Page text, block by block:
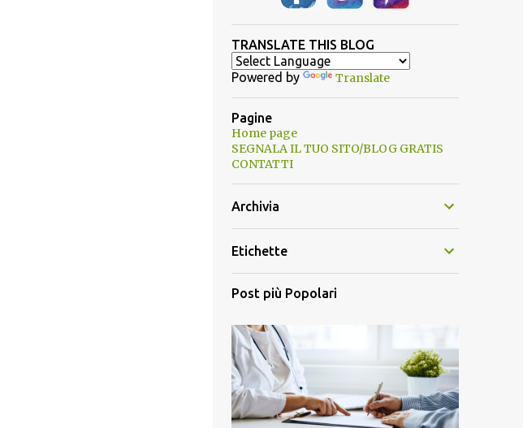
TRANSLATE THIS BLOG
Powered by Translate
Pagine
Home page
SEGNALA IL TUO SITO/BLOG GRATIS
CONTATTI
Archivia
Etichette
Post più Popolari